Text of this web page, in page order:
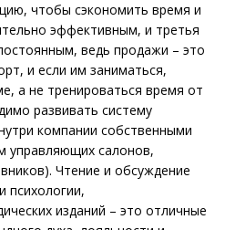
чтобы сэкономить время и
эффективным, и третья
ведь продажи – это
и если им заниматься,
а не тренироваться время от
развивать систему
компании собственными
управляющих салонов,
Чтение и обсуждение
психологии,
изданий – это отличные